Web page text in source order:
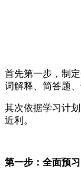
首先第一步，制
词解释、简答题
其次依据学习计
近利。
第一步：全面预